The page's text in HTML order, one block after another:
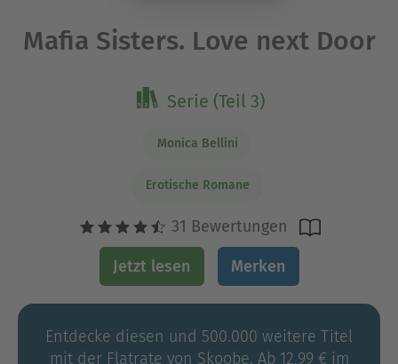
Mafia Sisters. Love next Door
Serie (Teil 3)
Monica Bellini
Erotische Romane
31 Bewertungen
Jetzt lesen Merken
Entdecke diesen und 500.000 weitere Titel
mit der Flatrate von Skoobe. Ab 12,99 € im